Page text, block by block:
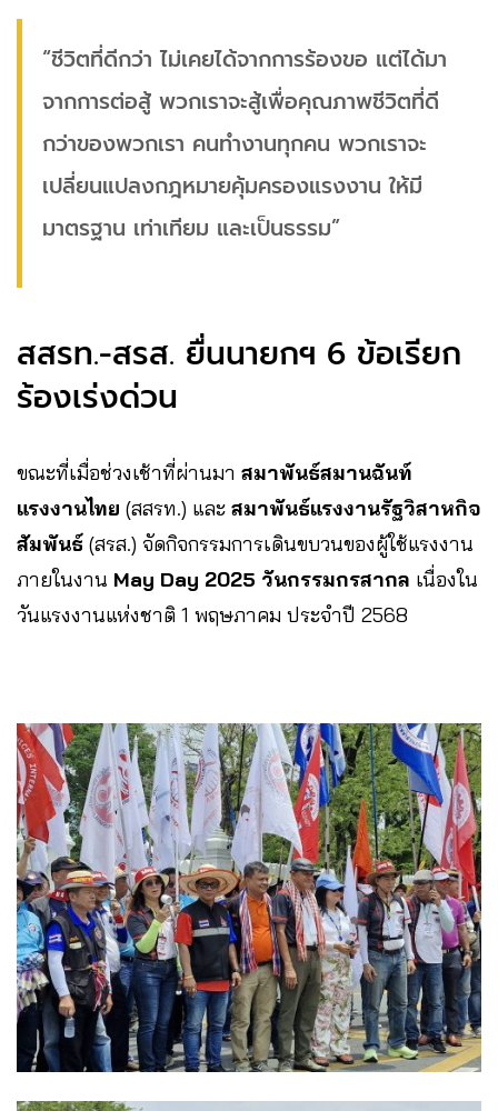
“ชีวิตที่ดีกว่า ไม่เคยได้จากการร้องขอ แต่ได้มา
จากการต่อสู้ พวกเราจะสู้เพื่อคุณภาพชีวิตที่ดี
กว่าของพวกเรา คนทำงานทุกคน พวกเราจะ
เปลี่ยนแปลงกฎหมายคุ้มครองแรงงาน ให้มี
มาตรฐาน เท่าเทียม และเป็นธรรม”
สสรท.-สรส. ยื่นนายกฯ 6 ข้อเรียก
ร้องเร่งด่วน
ขณะที่เมื่อช่วงเช้าที่ผ่านมา สมาพันธ์สมานฉันท์
แรงงานไทย (สสรท.) และ สมาพันธ์แรงงานรัฐวิสาหกิจ
สัมพันธ์ (สรส.) จัดกิจกรรมการเดินขบวนของผู้ใช้แรงงาน
ภายในงาน May Day 2025 วันกรรมกรสากล เนื่องใน
วันแรงงานแห่งชาติ 1 พฤษภาคม ประจำปี 2568